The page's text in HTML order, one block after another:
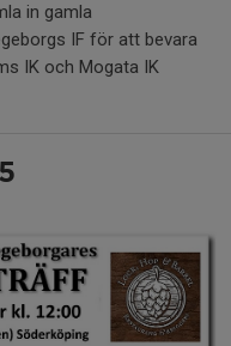
in gamla
IF för att bevara
IK och Mogata IK